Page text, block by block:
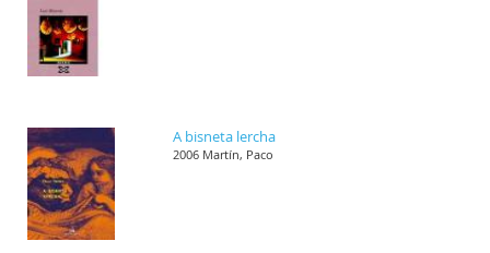
A bisneta lercha
2006 Martín, Paco